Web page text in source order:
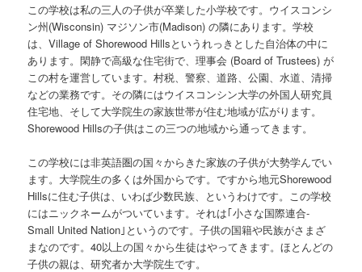
この学校は私の三人の子供が卒業した小学校です。ウイスコンシ
ン州(Wisconsin) マジソン市(Madison) の隣にあります。学校
は、Village of Shorewood Hillsというれっきとした自治体の中に
あります。閑静で高級な住宅街で、理事会 (Board of Trustees) が
この村を運営しています。村税、警察、道路、公園、水道、清掃
などの業務です。その隣にはウイスコンシン大学の外国人研究員
住宅地、そして大学院生の家族世帯が住む地域が広がります。
Shorewood Hillsの子供はこの三つの地域から通ってきます。
この学校には非英語圏の国々からきた家族の子供が大勢学んでい
ます。大学院生の多くは外国からです。ですから地元Shorewood
Hillsに住む子供は、いわば少数民族、というわけです。この学校
にはニックネームがついています。それは｢小さな国際連合-
Small United Nation｣というのです。子供の国籍や民族がさまざ
まなのです。40以上の国々から生徒はやってきます。ほとんどの
子供の親は、研究者か大学院生です。